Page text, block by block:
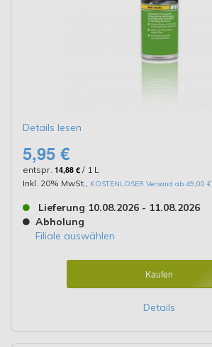
Details lesen
5,95 €
entspr. 14,88 € / 1 L
Inkl. 20% MwSt.
KOSTENLOSER Versand ab 49,00 €
Lieferung 10.08.2026 - 11.08.2026
Abholung
Filiale auswählen
Kaufen
Details